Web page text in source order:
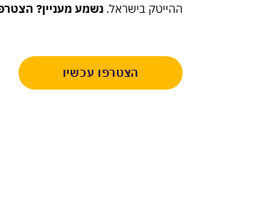
ההייטק בישראל. נשמע מעניין?
הצטרפו עכשיו